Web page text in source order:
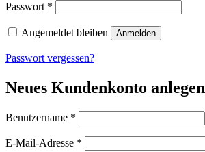
Passwort *
Angemeldet bleiben Anmelden
Passwort vergessen?
Neues Kundenkonto anlegen
Benutzername *
E-Mail-Adresse *